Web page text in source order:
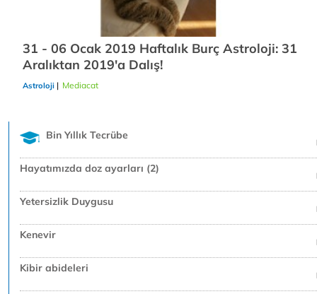
31 - 06 Ocak 2019 Haftalık Burç Astroloji: 31
Aralıktan 2019'a Dalış!
Astroloji | Mediacat
Bin Yıllık Tecrübe
Hayatımızda doz ayarları (2)
Yetersizlik Duygusu
Kenevir
Kibir abideleri